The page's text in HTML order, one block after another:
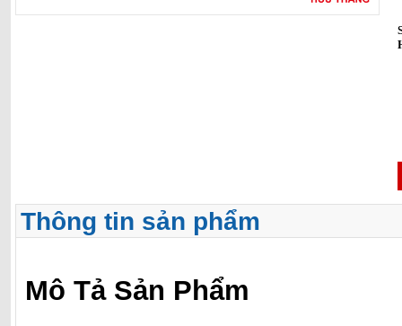
Thông tin sản phẩm
Mô Tả Sản Phẩm